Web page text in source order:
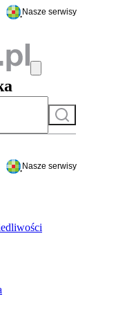
Nasze serwisy
Szukaj
Nasze serwisy